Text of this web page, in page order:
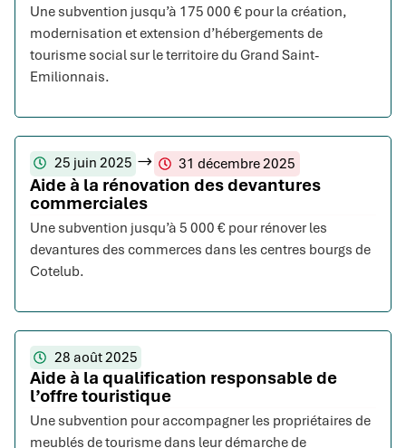
Une subvention jusqu’à 175 000 € pour la création,
modernisation et extension d’hébergements de
tourisme social sur le territoire du Grand Saint-
Emilionnais.
25 juin 2025 31 décembre 2025
Aide à la rénovation des devantures
commerciales
Une subvention jusqu’à 5 000 € pour rénover les
devantures des commerces dans les centres bourgs de
Cotelub.
28 août 2025
Aide à la qualification responsable de
l’offre touristique
Une subvention pour accompagner les propriétaires de
meublés de tourisme dans leur démarche de